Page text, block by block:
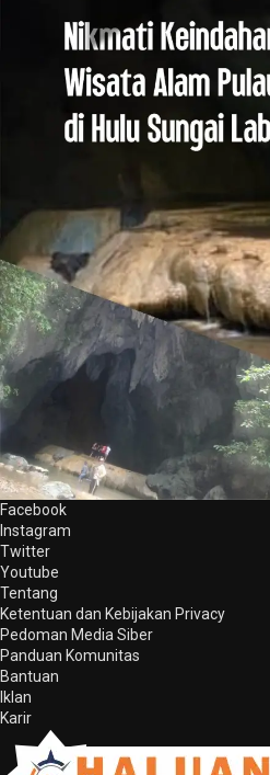
Facebook
Instagram
Twitter
Youtube
Tentang
Ketentuan dan Kebijakan Privacy
Pedoman Media Siber
Panduan Komunitas
Bantuan
Iklan
Karir